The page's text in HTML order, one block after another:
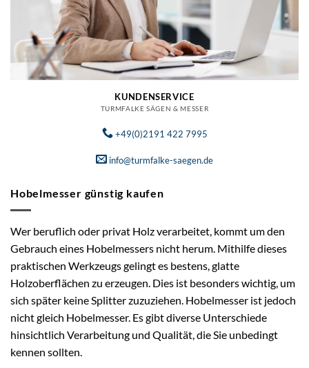
KUNDENSERVICE
TURMFALKE SÄGEN & MESSER
+49(0)2191 422 7995
info@turmfalke-saegen.de
Hobelmesser günstig kaufen
Wer beruflich oder privat Holz verarbeitet, kommt um den
Gebrauch eines Hobelmessers nicht herum. Mithilfe dieses
praktischen Werkzeugs gelingt es bestens, glatte
Holzoberflächen zu erzeugen. Dies ist besonders wichtig, um
sich später keine Splitter zuzuziehen. Hobelmesser ist jedoch
nicht gleich Hobelmesser. Es gibt diverse Unterschiede
hinsichtlich Verarbeitung und Qualität, die Sie unbedingt
kennen sollten.